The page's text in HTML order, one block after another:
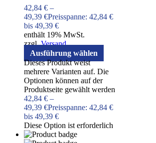
42,84 € –
49,39 €Preisspanne: 42,84 €
bis 49,39 €
enthält 19% MwSt.
zzgl.Versand
Ausführung wählen
Dieses Produkt weist
mehrere Varianten auf. Die
Optionen können auf der
Produktseite gewählt werden
42,84 € –
49,39 €Preisspanne: 42,84 €
bis 49,39 €
Diese Option ist erforderlich